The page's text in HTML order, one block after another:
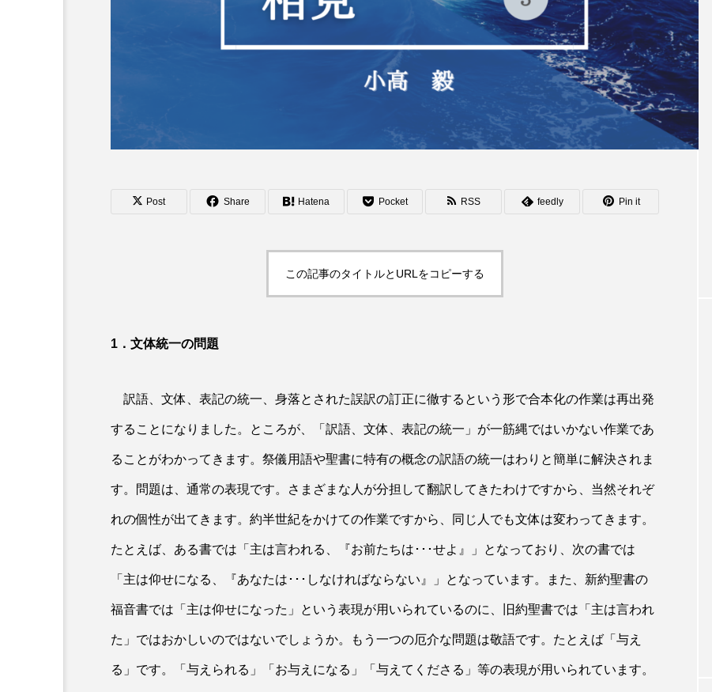
Post Share Hatena Pocket RSS feedly Pin it
この記事のタイトルとURLをコピーする
1．文体統一の問題
訳語、文体、表記の統一、身落とされた誤訳の訂正に徹するという形で合本化の作業は再出発
することになりました。ところが、「訳語、文体、表記の統一」が一筋縄ではいかない作業であ
ることがわかってきます。祭儀用語や聖書に特有の概念の訳語の統一はわりと簡単に解決されま
す。問題は、通常の表現です。さまざまな人が分担して翻訳してきたわけですから、当然それぞ
れの個性が出てきます。約半世紀をかけての作業ですから、同じ人でも文体は変わってきます。
たとえば、ある書では「主は言われる、『お前たちは･･･せよ』」となっており、次の書では
「主は仰せになる、『あなたは･･･しなければならない』」となっています。また、新約聖書の
福音書では「主は仰せになった」という表現が用いられているのに、旧約聖書では「主は言われ
た」ではおかしいのではないでしょうか。もう一つの厄介な問題は敬語です。たとえば「与え
る」です。「与えられる」「お与えになる」「与えてくださる」等の表現が用いられています。
CD
マラナタ 日本の賛美の歌2 【CD】
霊的生活の模範 使徒聖パウロ
あなた……となるようにつとめなさい――
霊的生活の模範 使徒聖パウロ（16）